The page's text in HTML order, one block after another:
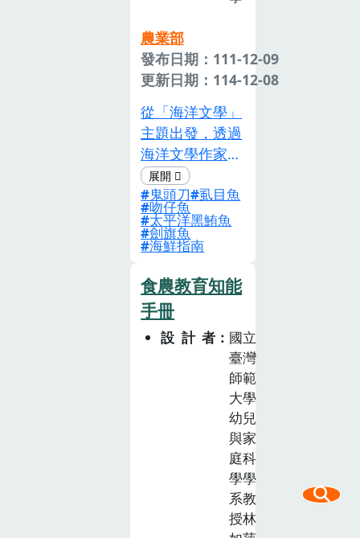
題的歷程達成學
習目標。引導學
生進行體驗及專
解食物與農業的
關係，覺察並肯
定農業在生活中
的重要與價值，
養成飲食的選擇
能力，體認自身
對在地農業、環
農業部
發布日期：111-12-09
更新日期：114-12-08
從「海洋文學」
主題出發，透過
海洋文學作家的
作品賞析、除了
解「飲食文學」
的寫作策略，更
連結到綠色海鮮
議題，讓學生進
一步思考經濟發
展與環境永續之
間的巧妙權衡。
鬼頭刀 虱目魚
吻仔魚
太平洋黑鮪魚
劍旗魚
海鮮指南
食農教育知能
手冊
設計者
國立
臺灣
師範
大學
幼兒
與家
庭科
學學
系教
授林